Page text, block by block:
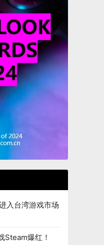
入台湾游戏市场
Steam爆红！